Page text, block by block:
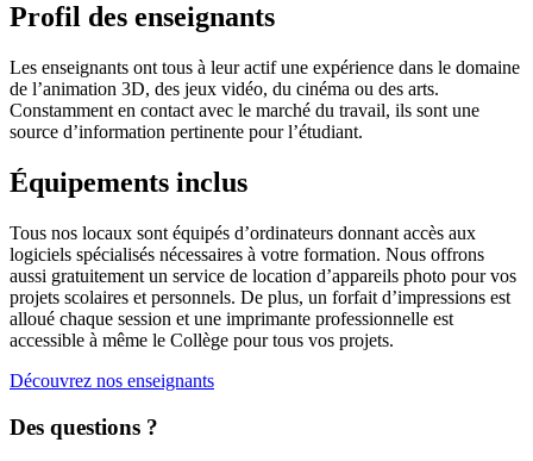
Profil des enseignants
Les enseignants ont tous à leur actif une expérience dans le domaine
de l’animation 3D, des jeux vidéo, du cinéma ou des arts.
Constamment en contact avec le marché du travail, ils sont une
source d’information pertinente pour l’étudiant.
Équipements inclus
Tous nos locaux sont équipés d’ordinateurs donnant accès aux
logiciels spécialisés nécessaires à votre formation. Nous offrons
aussi gratuitement un service de location d’appareils photo pour vos
projets scolaires et personnels. De plus, un forfait d’impressions est
alloué chaque session et une imprimante professionnelle est
accessible à même le Collège pour tous vos projets.
Découvrez nos enseignants
Des questions ?